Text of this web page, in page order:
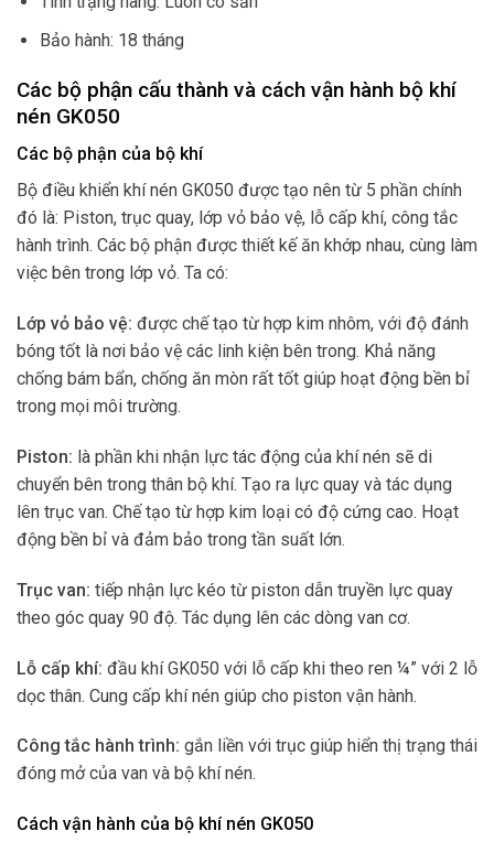
Bảo hành: 18 tháng
Các bộ phận cấu thành và cách vận hành bộ khí
nén GK050
Các bộ phận của bộ khí
Bộ điều khiển khí nén GK050 được tạo nên từ 5 phần chính
đó là: Piston, trục quay, lớp vỏ bảo vệ, lỗ cấp khí, công tắc
hành trình. Các bộ phận được thiết kế ăn khớp nhau, cùng làm
việc bên trong lớp vỏ. Ta có:
Lớp vỏ bảo vệ: được chế tạo từ hợp kim nhôm, với độ đánh
bóng tốt là nơi bảo vệ các linh kiện bên trong. Khả năng
chống bám bẩn, chống ăn mòn rất tốt giúp hoạt động bền bỉ
trong mọi môi trường.
Piston: là phần khi nhận lực tác động của khí nén sẽ di
chuyển bên trong thân bộ khí. Tạo ra lực quay và tác dụng
lên trục van. Chế tạo từ hợp kim loại có độ cứng cao. Hoạt
động bền bỉ và đảm bảo trong tần suất lớn.
Trục van: tiếp nhận lực kéo từ piston dẫn truyền lực quay
theo góc quay 90 độ. Tác dụng lên các dòng van cơ.
Lỗ cấp khí: đầu khí GK050 với lỗ cấp khi theo ren ¼” với 2 lỗ
dọc thân. Cung cấp khí nén giúp cho piston vận hành.
Công tắc hành trình: gắn liền với trục giúp hiển thị trạng thái
đóng mở của van và bộ khí nén.
Cách vận hành của bộ khí nén GK050